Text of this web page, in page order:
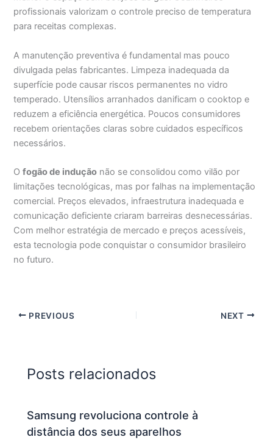
profissionais valorizam o controle preciso de temperatura
para receitas complexas.
A manutenção preventiva é fundamental mas pouco
divulgada pelas fabricantes. Limpeza inadequada da
superfície pode causar riscos permanentes no vidro
temperado. Utensílios arranhados danificam o cooktop e
reduzem a eficiência energética. Poucos consumidores
recebem orientações claras sobre cuidados específicos
necessários.
Ofogão de indução não se consolidou como vilão por
limitações tecnológicas, mas por falhas na implementação
comercial. Preços elevados, infraestrutura inadequada e
comunicação deficiente criaram barreiras desnecessárias.
Com melhor estratégia de mercado e preços acessíveis,
esta tecnologia pode conquistar o consumidor brasileiro
no futuro.
PREVIOUS NEXT
Posts relacionados
Samsung revoluciona controle à
distância dos seus aparelhos